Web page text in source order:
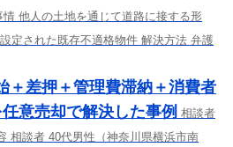
他人の土地を通じて道路に接する形
定された既存不適格物件 解決方法 弁護
＋差押＋管理費滞納＋消費者
意売却で解決した事例 相談者
相談者 40代男性（神奈川県横浜市南